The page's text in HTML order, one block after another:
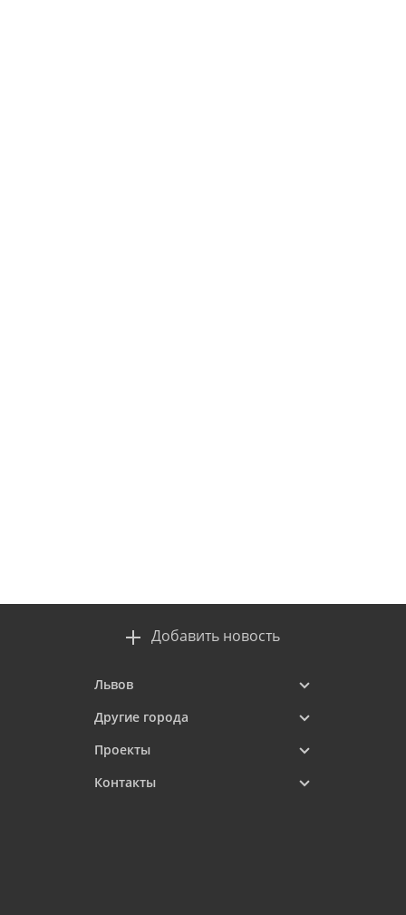
Добавить новость
Львов
Другие города
Проекты
Контакты